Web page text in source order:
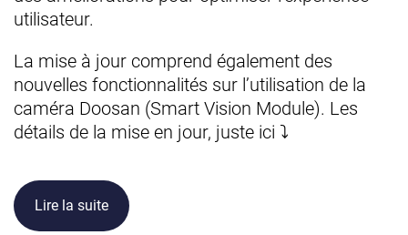
utilisateur.
La mise à jour comprend également des
nouvelles fonctionnalités sur l’utilisation de la
caméra Doosan (Smart Vision Module). Les
détails de la mise en jour, juste ici ⤵
Lire la suite